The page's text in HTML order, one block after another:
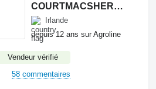
COURTMACSHERRY MACHINERY LTD
Irlande
depuis 12 ans sur Agroline
Vendeur vérifié
58 commentaires